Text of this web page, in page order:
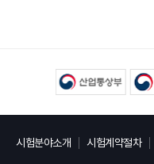
시험분야소개 시험계약절차